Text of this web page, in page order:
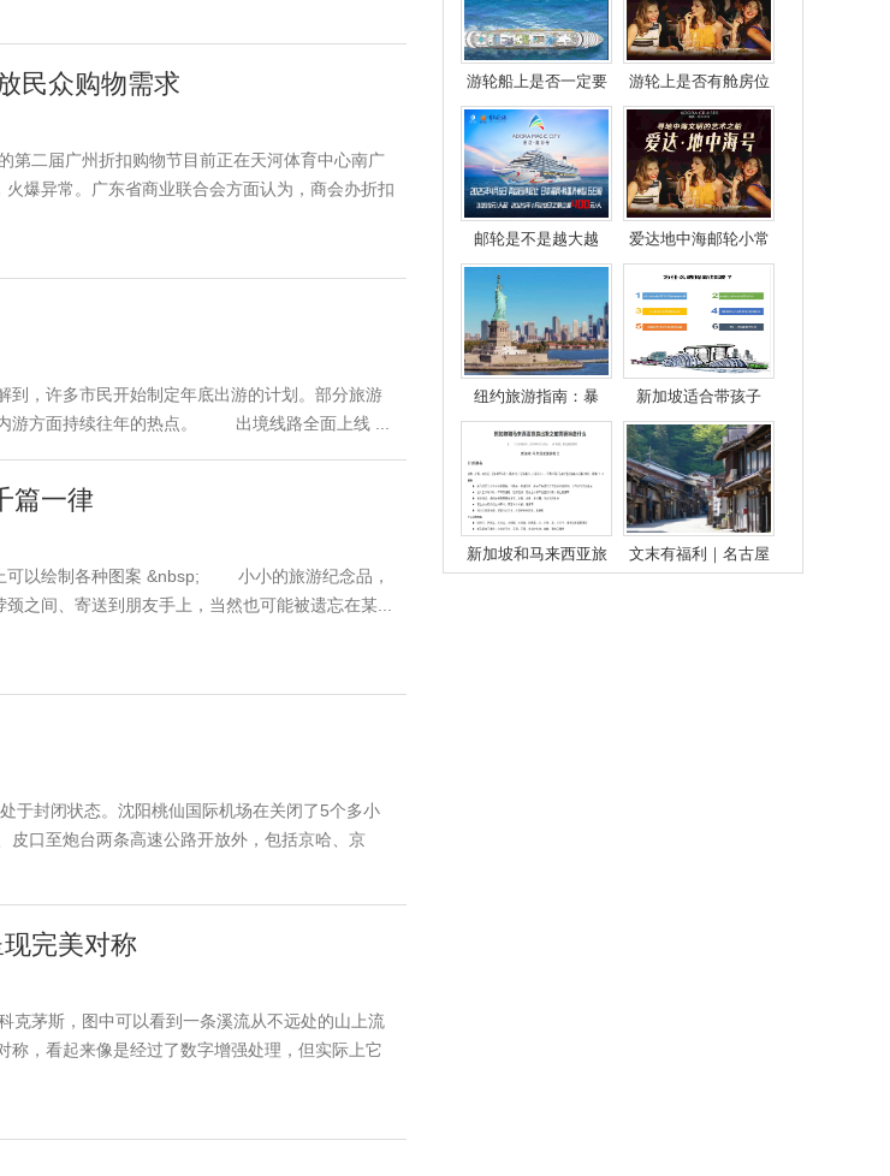
民众购物需求
二届广州折扣购物节目前正在天河体育中心南广
爆异常。广东省商业联合会方面认为，商会办折扣
到，许多市民开始制定年底出游的计划。部分旅游
游方面持续往年的热点。 出境线路全面上线 ...
篇一律
以绘制各种图案 &nbsp; 小小的旅游纪念品，
之间、寄送到朋友手上，当然也可能被遗忘在某...
于封闭状态。沈阳桃仙国际机场在关闭了5个多小
口至炮台两条高速公路开放外，包括京哈、京
现完美对称
茅斯，图中可以看到一条溪流从不远处的山上流
看起来像是经过了数字增强处理，但实际上它
游轮船上是否一定要
收取护照？可以不收
吗？
游轮上是否有舱房位
于海面下？
邮轮是不是越大越
好？
爱达地中海邮轮小常
识
纽约旅游指南：暴
走“大苹果”！
新加坡适合带孩子
吗？
新加坡和马来西亚旅
游出发之前需要准备
文末有福利｜名古屋
出发2小时，感受最地